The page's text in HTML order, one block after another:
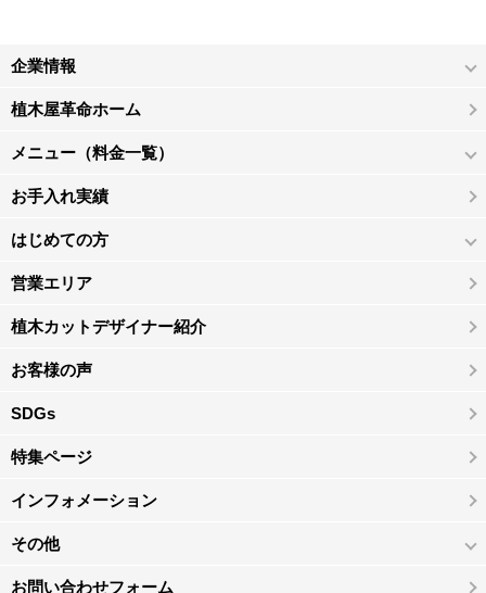
企業情報
植木屋革命ホーム
メニュー（料金一覧）
お手入れ実績
はじめての方
営業エリア
植木カットデザイナー紹介
お客様の声
SDGs
特集ページ
インフォメーション
その他
お問い合わせフォーム